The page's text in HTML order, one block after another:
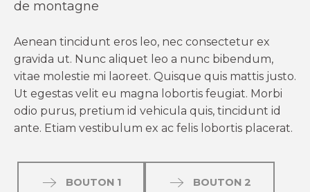
de montagne
Aenean tincidunt eros leo, nec consectetur ex
gravida ut. Nunc aliquet leo a nunc bibendum,
vitae molestie mi laoreet. Quisque quis mattis justo.
Ut egestas velit eu magna lobortis feugiat. Morbi
odio purus, pretium id vehicula quis, tincidunt id
ante. Etiam vestibulum ex ac felis lobortis placerat.
BOUTON 1 BOUTON 2